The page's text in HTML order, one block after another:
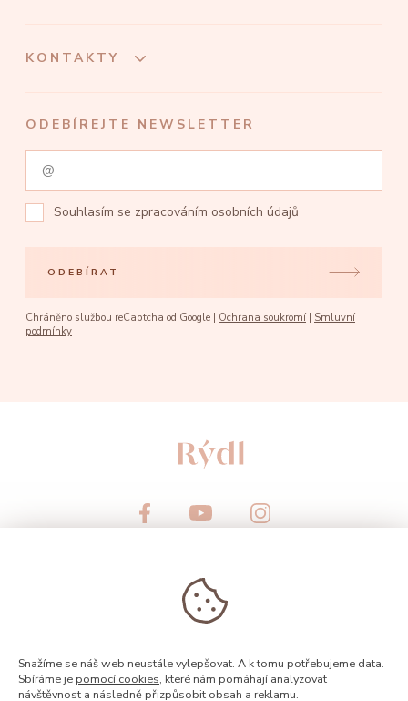
KONTAKTY
ODEBÍREJTE NEWSLETTER
Souhlasím se zpracováním osobních údajů
ODEBÍRAT
Chráněno službou reCaptcha od Google | Ochrana soukromí | Smluvní
podmínky
© 2026, Rýdl
Snažíme se náš web neustále vylepšovat. A k tomu potřebujeme data.
Sbíráme je pomocí cookies, které nám pomáhají analyzovat
návštěvnost a následně přizpůsobit obsah a reklamu.